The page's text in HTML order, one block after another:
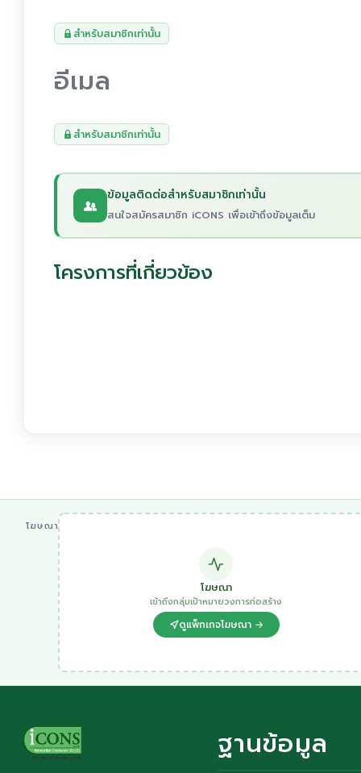
สำหรับสมาชิกเท่านั้น
อีเมล
สำหรับสมาชิกเท่านั้น
ข้อมูลติดต่อสำหรับสมาชิกเท่านั้น
สนใจสมัครสมาชิก iCONS เพื่อเข้าถึงข้อมูลเต็ม
โครงการที่เกี่ยวข้อง
โฆษณา
โฆษณา
เข้าถึงกลุ่มเป้าหมายวงการก่อสร้าง
ดูแพ็กเกจโฆษณา →
ฐานข้อมูล